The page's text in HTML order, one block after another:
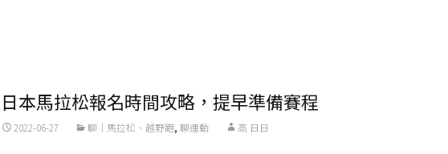
日本馬拉松報名時間攻略，提早準備賽程
2022-06-27 聊｜馬拉松、越野跑, 聊運動 高 日日